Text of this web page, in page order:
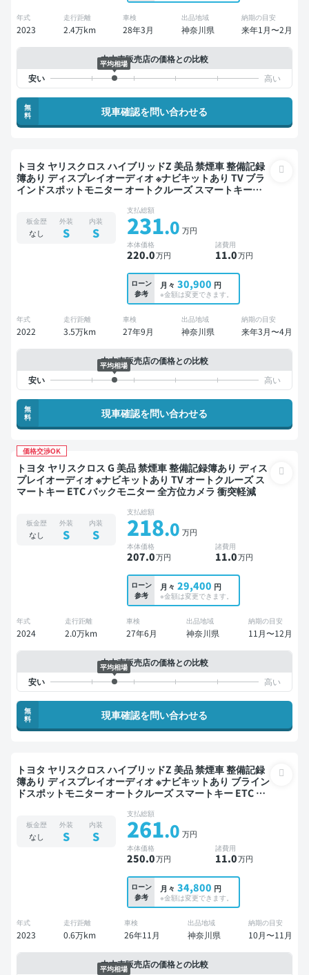
年式
2023
走行距離
2.4万km
車検
28年3月
出品地域
神奈川県
納期の目安
来年1月〜2月
中古車販売店の価格との比較
平均相場
無
料
現車確認を問い合わせる
トヨタ ヤリスクロス ハイブリッドZ 美品 禁煙車 整備記録
簿あり ディスプレイオーディオ ※ナビキットあり TV ブラ
インドスポットモニター オートクルーズ スマートキー
ブレコーダー 社外アルミ 衝突軽減
板金歴
なし
外装
S
内装
S
支払総額
231.0 万円
本体価格
220.0万円
諸費用
11.0万円
ローン
参考
月々 30,900 円
※金額は変更できます。
年式
2022
走行距離
3.5万km
車検
27年9月
出品地域
神奈川県
納期の目安
来年3月〜4月
中古車販売店の価格との比較
平均相場
無
料
現車確認を問い合わせる
価格交渉OK
トヨタ ヤリスクロス G 美品 禁煙車 整備記録簿あり ディス
プレイオーディオ ※ナビキットあり TV オートクルーズ ス
マートキー ETC バックモニター 全方位カメラ 衝突軽減
板金歴
なし
外装
S
内装
S
支払総額
218.0 万円
本体価格
207.0万円
諸費用
11.0万円
ローン
参考
月々 29,400 円
※金額は変更できます。
年式
2024
走行距離
2.0万km
車検
27年6月
出品地域
神奈川県
納期の目安
11月〜12月
中古車販売店の価格との比較
平均相場
無
料
現車確認を問い合わせる
トヨタ ヤリスクロス ハイブリッドZ 美品 禁煙車 整備記録
簿あり ディスプレイオーディオ ※ナビキットあり ブライン
ドスポットモニター オートクルーズ スマートキー ETC 電
板金歴
なし
外装
S
内装
S
支払総額
261.0 万円
本体価格
250.0万円
諸費用
11.0万円
ローン
参考
月々 34,800 円
※金額は変更できます。
年式
2023
走行距離
0.6万km
車検
26年11月
出品地域
神奈川県
納期の目安
10月〜11月
中古車販売店の価格との比較
平均相場